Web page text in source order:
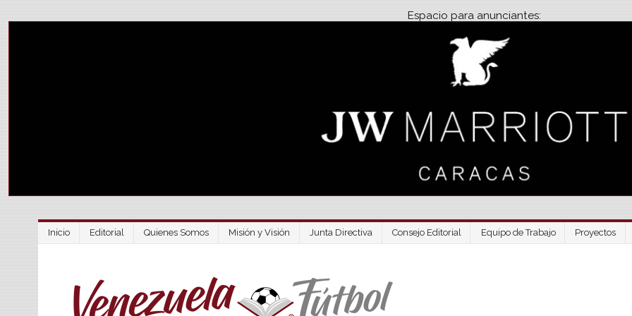
Espacio para anunciantes:
Inicio Editorial Quienes Somos Misión y Visión Junta Directiva Consejo Editorial Equipo de Trabajo Proyectos